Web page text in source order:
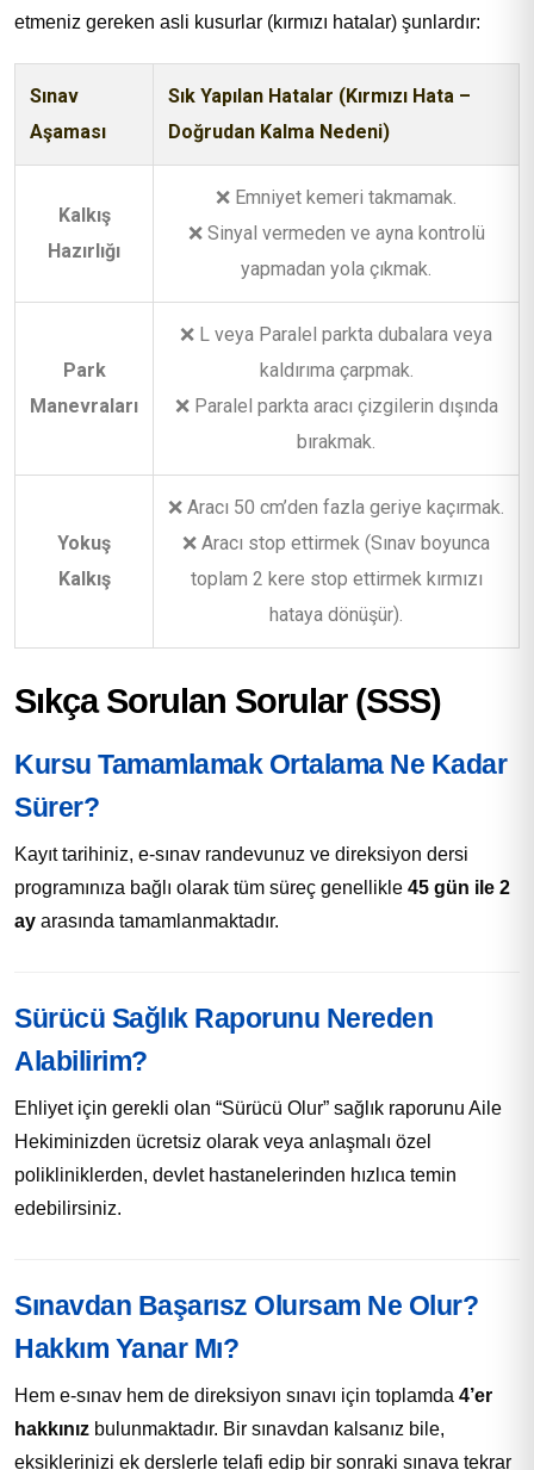
etmeniz gereken asli kusurlar (kırmızı hatalar) şunlardır:
Sınav
Aşaması
Sık Yapılan Hatalar (Kırmızı Hata –
Doğrudan Kalma Nedeni)
Kalkış
Hazırlığı
❌ Emniyet kemeri takmamak.
❌ Sinyal vermeden ve ayna kontrolü
yapmadan yola çıkmak.
Park
Manevraları
❌ L veya Paralel parkta dubalara veya
kaldırıma çarpmak.
❌ Paralel parkta aracı çizgilerin dışında
bırakmak.
Yokuş
Kalkış
❌ Aracı 50 cm’den fazla geriye kaçırmak.
❌ Aracı stop ettirmek (Sınav boyunca
toplam 2 kere stop ettirmek kırmızı
hataya dönüşür).
Sıkça Sorulan Sorular (SSS)
Kursu Tamamlamak Ortalama Ne Kadar
Sürer?
Kayıt tarihiniz, e-sınav randevunuz ve direksiyon dersi
programınıza bağlı olarak tüm süreç genellikle 45 gün ile 2
ay arasında tamamlanmaktadır.
Sürücü Sağlık Raporunu Nereden
Alabilirim?
Ehliyet için gerekli olan “Sürücü Olur” sağlık raporunu Aile
Hekiminizden ücretsiz olarak veya anlaşmalı özel
polikliniklerden, devlet hastanelerinden hızlıca temin
edebilirsiniz.
Sınavdan Başarısz Olursam Ne Olur?
Hakkım Yanar Mı?
Hem e-sınav hem de direksiyon sınavı için toplamda 4’er
hakkınız bulunmaktadır. Bir sınavdan kalsanız bile,
eksiklerinizi ek derslerle telafi edip bir sonraki sınava tekrar